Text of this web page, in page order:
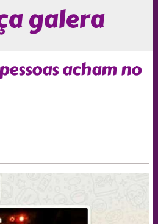
galera
acham no